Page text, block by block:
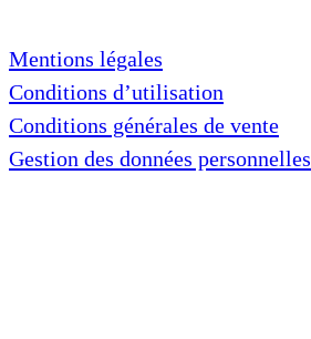
Mentions légales
Conditions d’utilisation
Conditions générales de vente
Gestion des données personnelles